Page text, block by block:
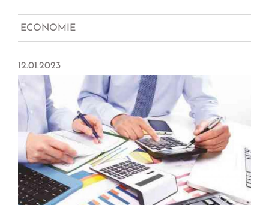
ECONOMIE
12.01.2023